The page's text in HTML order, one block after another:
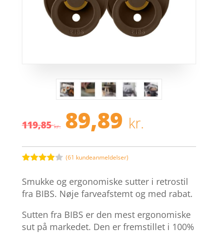
119,85kr. Den
oprindelige
pris
var:
119,85 kr..
89,89 kr.
pris
er:
ud af 5
baseret
på
ømmelse
(61 kundeanmeldelser)
Smukke og ergonomiske sutter i retrostil
fra BIBS. Nøje farveafstemt og med rabat.
Sutten fra BIBS er den mest ergonomiske
sut på markedet. Den er fremstillet i 100%